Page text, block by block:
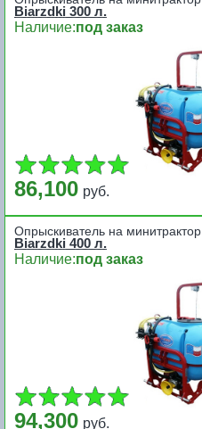
Biarzdki 300 л.
Наличие:под заказ
86,100 руб.
Опрыскиватель на минитрактор
Biarzdki 400 л.
Наличие:под заказ
94,300 руб.